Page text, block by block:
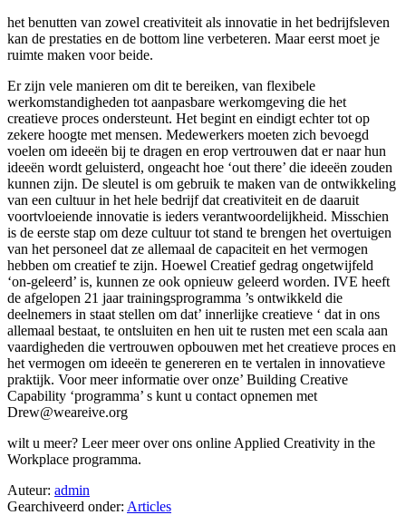
het benutten van zowel creativiteit als innovatie in het bedrijfsleven
kan de prestaties en de bottom line verbeteren. Maar eerst moet je
ruimte maken voor beide.
Er zijn vele manieren om dit te bereiken, van flexibele
werkomstandigheden tot aanpasbare werkomgeving die het
creatieve proces ondersteunt. Het begint en eindigt echter tot op
zekere hoogte met mensen. Medewerkers moeten zich bevoegd
voelen om ideeën bij te dragen en erop vertrouwen dat er naar hun
ideeën wordt geluisterd, ongeacht hoe ‘out there’ die ideeën zouden
kunnen zijn. De sleutel is om gebruik te maken van de ontwikkeling
van een cultuur in het hele bedrijf dat creativiteit en de daaruit
voortvloeiende innovatie is ieders verantwoordelijkheid. Misschien
is de eerste stap om deze cultuur tot stand te brengen het overtuigen
van het personeel dat ze allemaal de capaciteit en het vermogen
hebben om creatief te zijn. Hoewel Creatief gedrag ongetwijfeld
‘on-geleerd’ is, kunnen ze ook opnieuw geleerd worden. IVE heeft
de afgelopen 21 jaar trainingsprogramma ’s ontwikkeld die
deelnemers in staat stellen om dat’ innerlijke creatieve ‘ dat in ons
allemaal bestaat, te ontsluiten en hen uit te rusten met een scala aan
vaardigheden die vertrouwen opbouwen met het creatieve proces en
het vermogen om ideeën te genereren en te vertalen in innovatieve
praktijk. Voor meer informatie over onze’ Building Creative
Capability ‘programma’ s kunt u contact opnemen met
Drew@weareive.org
wilt u meer? Leer meer over ons online Applied Creativity in the
Workplace programma.
Auteur: admin
Gearchiveerd onder: Articles